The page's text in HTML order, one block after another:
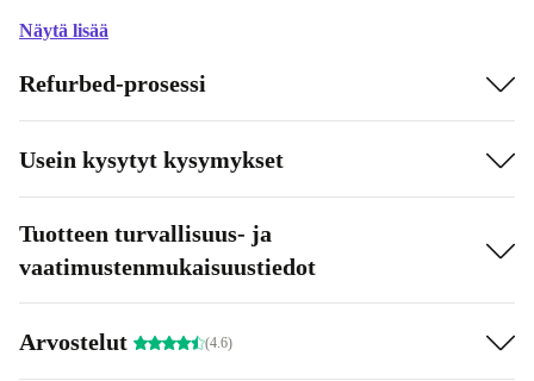
Näytä lisää
Refurbed-prosessi
Usein kysytyt kysymykset
Tuotteen turvallisuus- ja
vaatimustenmukaisuustiedot
Arvostelut (4.6)